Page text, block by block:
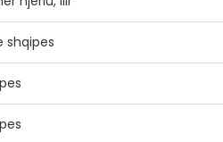
shqipes